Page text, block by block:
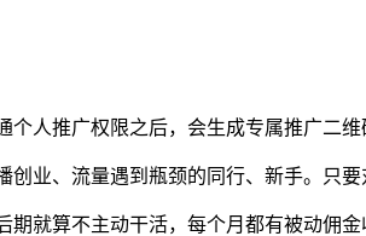
人推广权限之后，会生成专属推广二维
业、流量遇到瓶颈的同行、新手。只
就算不主动干活，每个月都有被动佣金